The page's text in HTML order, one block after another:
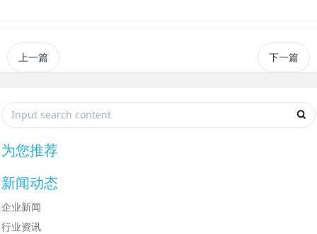
上一篇 下一篇
为您推荐
新闻动态
企业新闻
行业资讯